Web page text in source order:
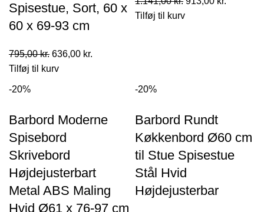
Spisestue, Sort, 60 x
60 x 69-93 cm
795,00kr. Den
oprindelige
636,00 kr.
Tilføj til kurv
Tilføj til kurv
-20%
Barbord Moderne
Spisebord
Skrivebord
Højdejusterbart
Metal ABS Maling
Hvid Ø61 x 76-97 cm
-20%
Barbord Rundt
Køkkenbord Ø60 cm
til Stue Spisestue
Stål Hvid
Højdejusterbar